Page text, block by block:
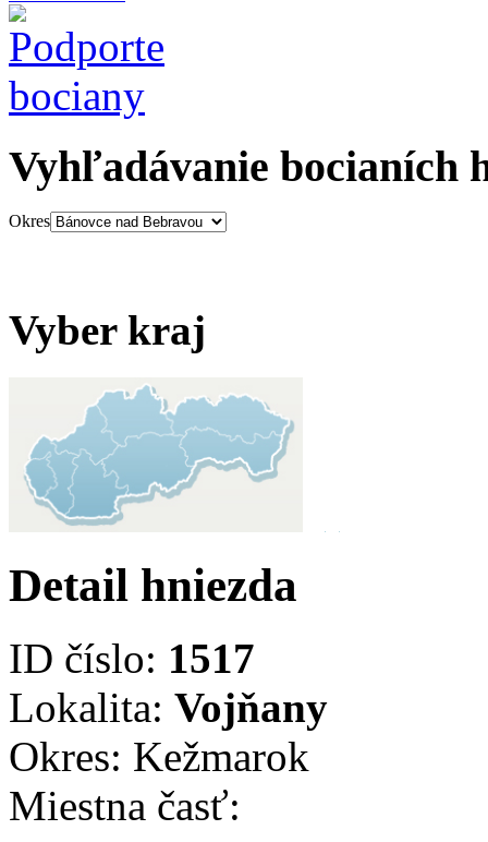
Vyhľadávanie bocianích
Okres
Vyber kraj
Detail hniezda
ID číslo: 1517
Lokalita: Vojňany
Okres: Kežmarok
Miestna časť: